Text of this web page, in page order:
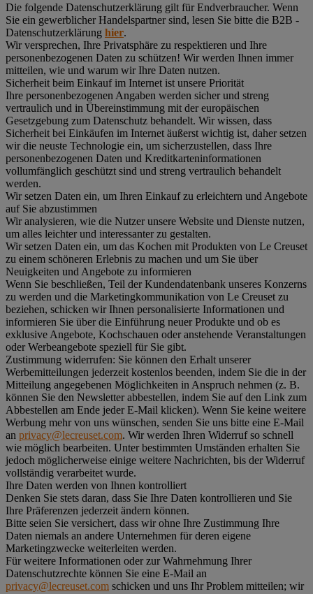
Die folgende Datenschutzerklärung gilt für Endverbraucher. Wenn
Sie ein gewerblicher Handelspartner sind, lesen Sie bitte die B2B -
Datenschutzerklärung hier.
Wir versprechen, Ihre Privatsphäre zu respektieren und Ihre
personenbezogenen Daten zu schützen! Wir werden Ihnen immer
mitteilen, wie und warum wir Ihre Daten nutzen.
Sicherheit beim Einkauf im Internet ist unsere Priorität
Ihre personenbezogenen Angaben werden sicher und streng
vertraulich und in Übereinstimmung mit der europäischen
Gesetzgebung zum Datenschutz behandelt. Wir wissen, dass
Sicherheit bei Einkäufen im Internet äußerst wichtig ist, daher setzen
wir die neuste Technologie ein, um sicherzustellen, dass Ihre
personenbezogenen Daten und Kreditkarteninformationen
vollumfänglich geschützt sind und streng vertraulich behandelt
werden.
Wir setzen Daten ein, um Ihren Einkauf zu erleichtern und Angebote
auf Sie abzustimmen
Wir analysieren, wie die Nutzer unsere Website und Dienste nutzen,
um alles leichter und interessanter zu gestalten.
Wir setzen Daten ein, um das Kochen mit Produkten von Le Creuset
zu einem schöneren Erlebnis zu machen und um Sie über
Neuigkeiten und Angebote zu informieren
Wenn Sie beschließen, Teil der Kundendatenbank unseres Konzerns
zu werden und die Marketingkommunikation von Le Creuset zu
beziehen, schicken wir Ihnen personalisierte Informationen und
informieren Sie über die Einführung neuer Produkte und ob es
exklusive Angebote, Kochschauen oder anstehende Veranstaltungen
oder Werbeangebote speziell für Sie gibt.
Zustimmung widerrufen: Sie können den Erhalt unserer
Werbemitteilungen jederzeit kostenlos beenden, indem Sie die in der
Mitteilung angegebenen Möglichkeiten in Anspruch nehmen (z. B.
können Sie den Newsletter abbestellen, indem Sie auf den Link zum
Abbestellen am Ende jeder E-Mail klicken). Wenn Sie keine weitere
Werbung mehr von uns wünschen, senden Sie uns bitte eine E-Mail
an privacy@lecreuset.com. Wir werden Ihren Widerruf so schnell
wie möglich bearbeiten. Unter bestimmten Umständen erhalten Sie
jedoch möglicherweise einige weitere Nachrichten, bis der Widerruf
vollständig verarbeitet wurde.
Ihre Daten werden von Ihnen kontrolliert
Denken Sie stets daran, dass Sie Ihre Daten kontrollieren und Sie
Ihre Präferenzen jederzeit ändern können.
Bitte seien Sie versichert, dass wir ohne Ihre Zustimmung Ihre
Daten niemals an andere Unternehmen für deren eigene
Marketingzwecke weiterleiten werden.
Für weitere Informationen oder zur Wahrnehmung Ihrer
Datenschutzrechte können Sie eine E-Mail an
privacy@lecreuset.com schicken und uns Ihr Problem mitteilen; wir